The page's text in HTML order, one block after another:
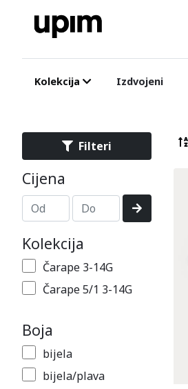
Kolekcija Izdvojeni
Filteri
Cijena
Kolekcija
Čarape 3-14G
Čarape 5/1 3-14G
Boja
bijela
bijela/plava